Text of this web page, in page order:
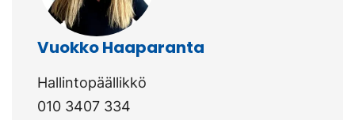
Vuokko Haaparanta
Hallintopäällikkö
010 3407 334